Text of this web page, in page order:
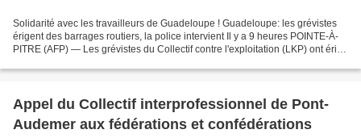
Solidarité avec les travailleurs de Guadeloupe ! Guadeloupe: les grévistes
érigent des barrages routiers, la police intervient Il y a 9 heures POINTE-À-
PITRE (AFP) — Les grévistes du Collectif contre l'exploitation (LKP) ont érigé
Appel du Collectif interprofessionnel de Pont-
Audemer aux fédérations et confédérations